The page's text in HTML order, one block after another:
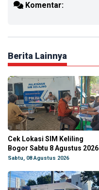
Komentar:
Berita Lainnya
Cek Lokasi SIM Keliling
Bogor Sabtu 8 Agustus 2026
Sabtu, 08 Agustus 2026